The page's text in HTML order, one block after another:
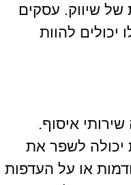
של שיווק. עסקים
יכולים להוות
איסוף.
יכולה לשפר את
או על העדפות